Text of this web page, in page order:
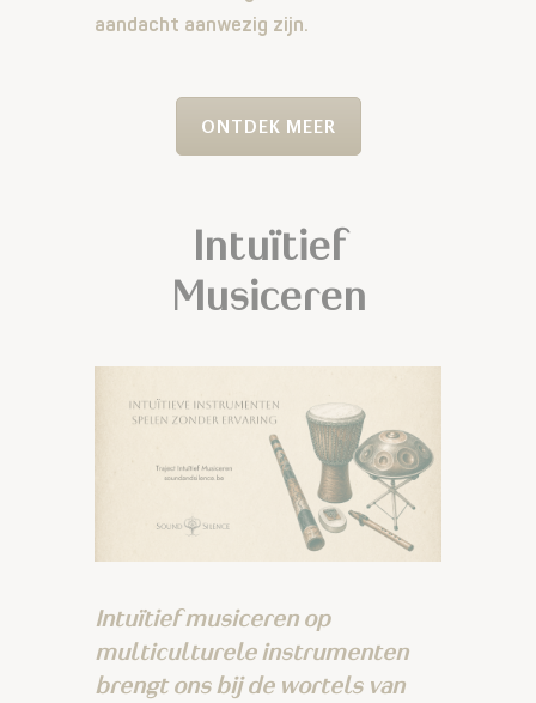
aandacht aanwezig zijn.
ONTDEK MEER
Intuïtief
Musiceren
Intuïtief musiceren op
multiculturele instrumenten
brengt ons bij de wortels van